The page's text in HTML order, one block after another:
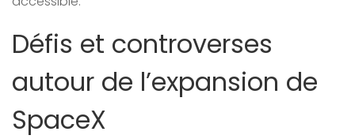
Défis et controverses
autour de l’expansion de
SpaceX